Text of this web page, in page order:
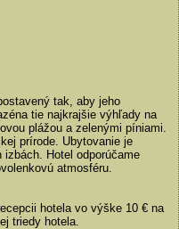
tak, aby jeho
tie najkrajšie výhľady na
plážou a zelenými píniami.
prírode. Ubytovanie je
Hotel odporúčame
atmosféru.
hotela vo výške 10 € na
triedy hotela.